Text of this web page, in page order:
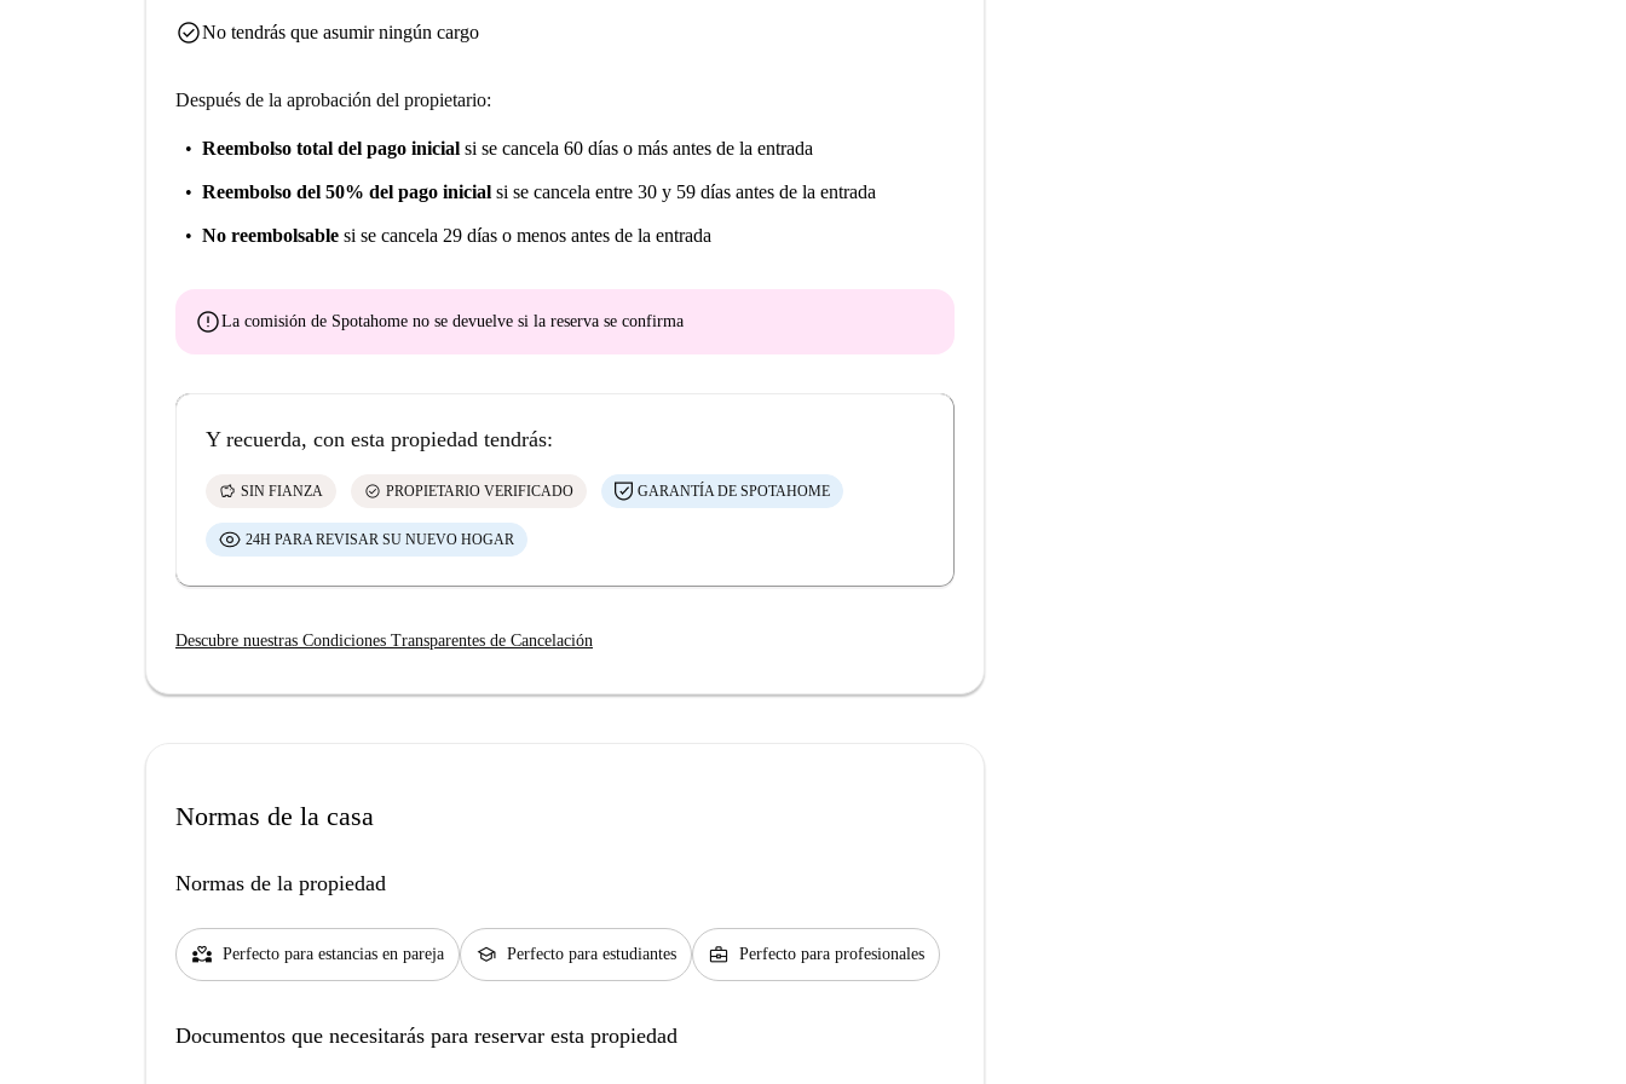
check_circleNo tendrás que asumir ningún cargo
Después de la aprobación del propietario:
Reembolso total del pago inicial si se cancela 60 días o más antes de la entrada
Reembolso del 50% del pago inicial si se cancela entre 30 y 59 días antes de la entrada
No reembolsable si se cancela 29 días o menos antes de la entrada
errorLa comisión de Spotahome no se devuelve si la reserva se confirma
Y recuerda, con esta propiedad tendrás:
savings SIN FIANZA check_circle PROPIETARIO VERIFICADO GARANTÍA DE SPOTAHOME
24H PARA REVISAR SU NUEVO HOGAR
Descubre nuestras Condiciones Transparentes de Cancelación
Normas de la casa
Normas de la propiedad
partner_heart Perfecto para estancias en pareja school Perfecto para estudiantes business_center Perfecto para profesionales
Documentos que necesitarás para reservar esta propiedad